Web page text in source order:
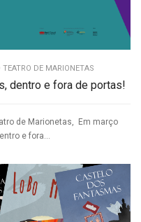
TEATRO DE MARIONETAS
dentro e fora de portas!
de Marionetas, Em março
e fora...